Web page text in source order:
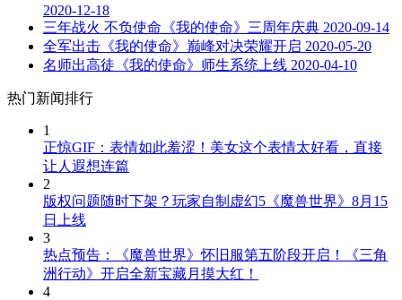
2020-12-18
三年战火 不负使命《我的使命》三周年庆典 2020-09-14
全军出击《我的使命》巅峰对决荣耀开启 2020-05-20
名师出高徒《我的使命》师生系统上线 2020-04-10
热门新闻排行
1
正惊GIF：表情如此羞涩！美女这个表情太好看，直接
让人遐想连篇
2
版权问题随时下架？玩家自制虚幻5《魔兽世界》8月15
日上线
3
热点预告：《魔兽世界》怀旧服第五阶段开启！《三角
洲行动》开启全新宝藏月摸大红！
4